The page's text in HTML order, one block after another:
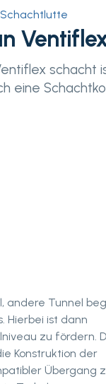
schacht
eine
andere Tunnel
Hierbei ist dann
zu fördern.
Konstruktion der
Übergang